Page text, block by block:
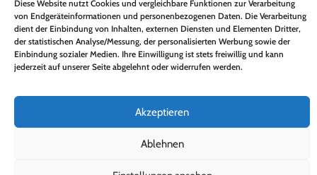
Diese Website nutzt Cookies und vergleichbare Funktionen zur Verarbeitung
von Endgeräteinformationen und personenbezogenen Daten. Die Verarbeitung
dient der Einbindung von Inhalten, externen Diensten und Elementen Dritter,
der statistischen Analyse/Messung, der personalisierten Werbung sowie der
Einbindung sozialer Medien. Ihre Einwilligung ist stets freiwillig und kann
jederzeit auf unserer Seite abgelehnt oder widerrufen werden.
Akzeptieren
Ablehnen
Zum Newsletter anmelden*
Jetzt Anmelden!
ImpressumDatenschutzBarrierefreiheit
Copyright 2026 © Bundesverband Neue Energiewirtschaft e.V.